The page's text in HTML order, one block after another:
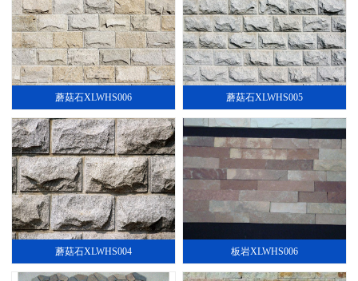
蘑菇石XLWHS006 蘑菇石XLWHS005
蘑菇石XLWHS004 板岩XLWHS006